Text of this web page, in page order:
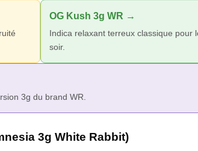
OG Kush 3g WR →
Indica relaxant terreux classique pour
soir.
3g du brand WR.
3g White Rabbit)